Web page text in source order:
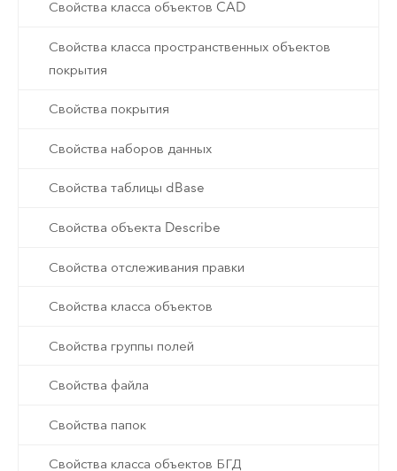
Свойства класса объектов CAD
Свойства класса пространственных объектов
покрытия
Свойства покрытия
Свойства наборов данных
Свойства таблицы dBase
Свойства объекта Describe
Свойства отслеживания правки
Свойства класса объектов
Свойства группы полей
Свойства файла
Свойства папок
Свойства класса объектов БГД